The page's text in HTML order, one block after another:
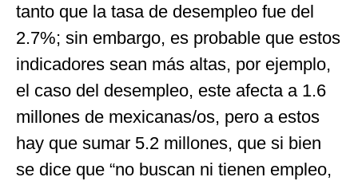
tanto que la tasa de desempleo fue del
2.7%; sin embargo, es probable que estos
indicadores sean más altas, por ejemplo,
el caso del desempleo, este afecta a 1.6
millones de mexicanas/os, pero a estos
hay que sumar 5.2 millones, que si bien
se dice que “no buscan ni tienen empleo,